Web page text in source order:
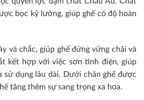
bọc kỹ lưỡng, giúp ghế có độ hoàn
và chắc, giúp ghế đứng vững chãi và
kết hợp với việc sơn tĩnh điện, giúp
sử dụng lâu dài. Dưới chân ghế được
tăng thêm sự sang trọng xa hoa.